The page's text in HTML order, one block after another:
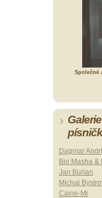
Společné
Dagmar
Bio Masha
Jan Burian
Michal
Caine-Mi